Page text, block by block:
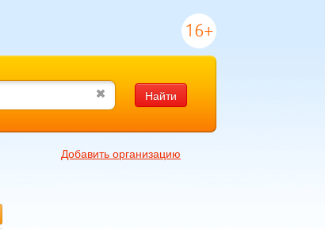
16+
Найти
Добавить организацию